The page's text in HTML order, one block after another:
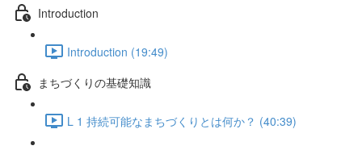
Introduction
Introduction (19:49)
まちづくりの基礎知識
L 1 持続可能なまちづくりとは何か？ (40:39)